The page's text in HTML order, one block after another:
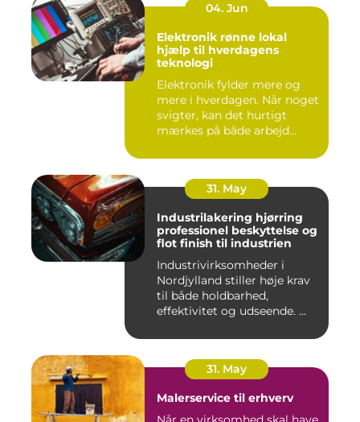
04. Jun
Elektronik rønne lokal
hjælp til hverdagens
teknologi
Elektronik fylder mere og
mere i hverdagen. Når noget
svigter, kan det hurtigt
mærkes på både arbejd...
31. May
Industrilakering hjørring
professionel beskyttelse og
flot finish til industrien
Industrivirksomheder i
Nordjylland stiller høje krav
til både holdbarhed,
effektivitet og udseende. ...
31. May
Malerservice til erhverv